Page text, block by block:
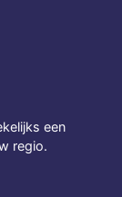
een
regio.